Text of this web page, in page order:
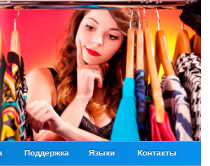
Поддержка Языки Контакты